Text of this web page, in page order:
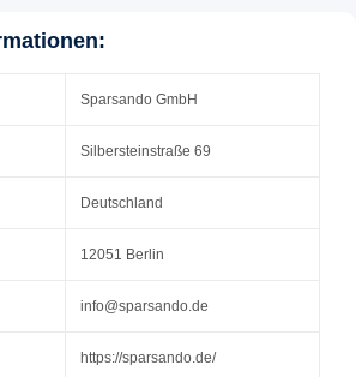
Sparsando GmbH
Silbersteinstraße 69
Deutschland
12051 Berlin
info@sparsando.de
https://sparsando.de/